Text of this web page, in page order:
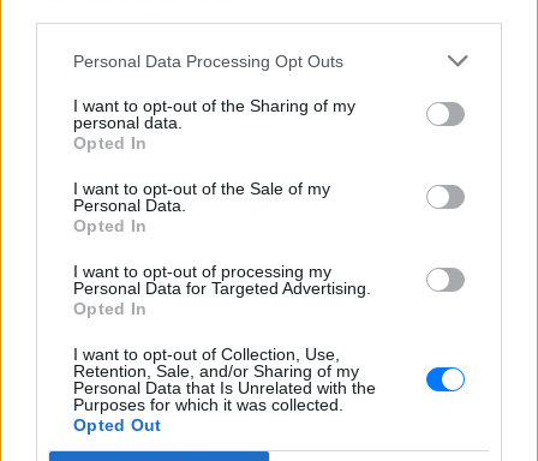
Personal Data Processing Opt Outs
I want to opt-out of the Sharing of my
personal data.
Opted In
I want to opt-out of the Sale of my
Personal Data.
Opted In
I want to opt-out of processing my
Personal Data for Targeted Advertising.
Opted In
I want to opt-out of Collection, Use,
Retention, Sale, and/or Sharing of my
Personal Data that Is Unrelated with the
Purposes for which it was collected.
Opted Out
χρηματοοικονομικό σύστημα έχει πετύχει την
ολοκλήρωση με την Ευρώπη και με τον υπόλοιπο
κόσμο. Η Ευρώπη μπορεί να επηρεάσει θετικά την
ΔΙΑΦΗΜΙΣΗ